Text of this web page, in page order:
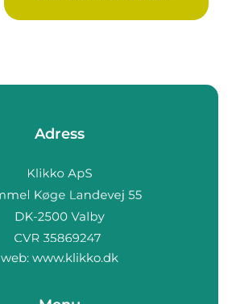
Adress
web: www.klikko.dk